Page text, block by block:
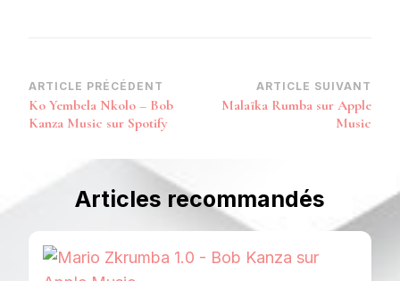
Navigation
d’article
ARTICLE PRÉCÉDENT
Ko Yembela Nkolo – Bob
Kanza Music sur Spotify
ARTICLE SUIVANT
Malaïka Rumba sur Apple
Music
Articles recommandés